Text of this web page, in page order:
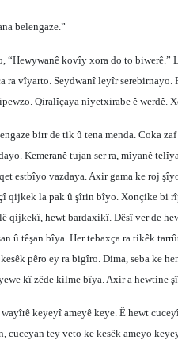
belengaze.”
“Hewywanê kovîy xora do to
ra vîyarto. Seydwanî leyîr serebirnayo.
Qiralîçaya nîyetxirabe ê werdê.
birr de tik û tena menda. Coka
Kemeranê tujan ser ra, mîyanê
estbîyo vazdaya. Axir gama ke roj
qijkek la pak û şîrin bîyo. Xonçike bi
qijkekî, hewt bardaxikî. Dêsî ver de
û têşan bîya. Her tebaxça ra tikêk
pêro ey ra bigîro. Dima, seba ke
kî zêde kilme bîya. Axir a hewtine
keyeyî ameyê keye. Ê hewt
cuceyan tey veto ke kesêk ameyo